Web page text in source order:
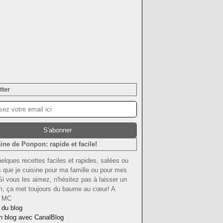
de Ponpon: rapide et facile!
recettes faciles et rapides, salées ou
que je cuisine pour ma famille ou pour mes
vous les aimez, n'hésitez pas à laisser un
ça met toujours du baume au cœur! A
MC
blog
blog avec CanalBlog